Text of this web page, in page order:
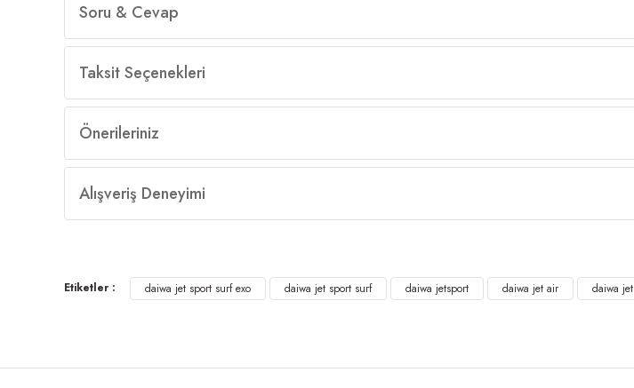
Soru & Cevap
Taksit Seçenekleri
Önerileriniz
Alışveriş Deneyimi
Etiketler : daiwa jet sport surf exo daiwa jet sport surf daiwa jetsport daiwa jet air daiwa jet